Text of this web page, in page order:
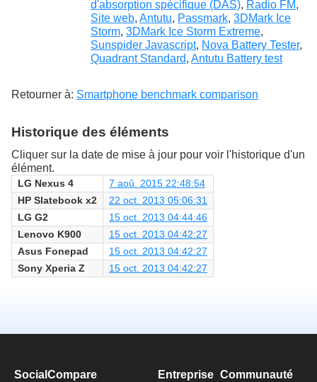
d'absorption spécifique (DAS), Radio FM,
Site web, Antutu, Passmark, 3DMark Ice
Storm, 3DMark Ice Storm Extreme,
Sunspider Javascript, Nova Battery Tester,
Quadrant Standard, Antutu Battery test
Retourner à: Smartphone benchmark comparison
Historique des éléments
Cliquer sur la date de mise à jour pour voir l'historique d'un
élément.
LG Nexus 4
7 aoû. 2015 22:48:54
HP Slatebook x2
22 oct. 2013 05:06:31
LG G2
15 oct. 2013 04:44:46
Lenovo K900
15 oct. 2013 04:42:27
Asus Fonepad
15 oct. 2013 04:42:27
Sony Xperia Z
15 oct. 2013 04:42:27
SocialCompare Entreprise Communauté